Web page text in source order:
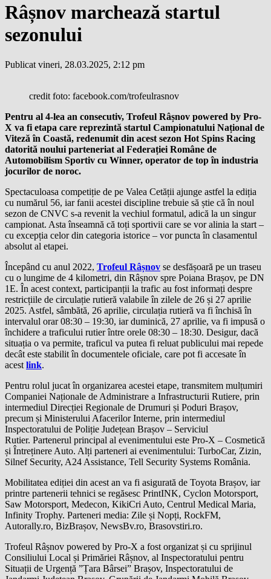
Râșnov marchează startul
sezonului
Publicat vineri, 28.03.2025, 2:12 pm
credit foto: facebook.com/trofeulrasnov
Pentru al 4-lea an consecutiv, Trofeul Râșnov powered by Pro-
X va fi etapa care reprezintă startul Campionatului Național de
Viteză în Coastă, redenumit din acest sezon Hot Spins Racing
datorită noului parteneriat al Federației Române de
Automobilism Sportiv cu Winner, operator de top în industria
jocurilor de noroc.
Spectaculoasa competiție de pe Valea Cetății ajunge astfel la ediția
cu numărul 56, iar fanii acestei discipline trebuie să știe că în noul
sezon de CNVC s-a revenit la vechiul formatul, adică la un singur
campionat. Asta înseamnă că toți sportivii care se vor alinia la start –
cu excepția celor din categoria istorice – vor puncta în clasamentul
absolut al etapei.
Începând cu anul 2022, Trofeul Râșnov se desfășoară pe un traseu
cu o lungime de 4 kilometri, din Râșnov spre Poiana Brașov, pe DN
1E. În acest context, participanții la trafic au fost informați despre
restricțiile de circulație rutieră valabile în zilele de 26 și 27 aprilie
2025. Astfel, sâmbătă, 26 aprilie, circulația rutieră va fi închisă în
intervalul orar 08:30 – 19:30, iar duminică, 27 aprilie, va fi impusă o
închidere a traficului rutier între orele 08:30 – 18:30. Desigur, dacă
situația o va permite, traficul va putea fi reluat publicului mai repede
decât este stabilit în documentele oficiale, care pot fi accesate în
acest link.
Pentru rolul jucat în organizarea acestei etape, transmitem mulțumiri
Companiei Naționale de Administrare a Infrastructurii Rutiere, prin
intermediul Direcției Regionale de Drumuri și Poduri Brașov,
precum și Ministerului Afacerilor Interne, prin intermediul
Inspectoratului de Poliție Județean Brașov – Serviciul
Rutier. Partenerul principal al evenimentului este Pro-X – Cosmetică
și Întreținere Auto. Alți parteneri ai evenimentului: TurboCar, Zizin,
Silnef Security, A24 Assistance, Tell Security Systems România.
Mobilitatea ediției din acest an va fi asigurată de Toyota Brașov, iar
printre partenerii tehnici se regăsesc PrintINK, Cyclon Motorsport,
Saw Motorsport, Medecon, KikiCri Auto, Centrul Medical Maria,
Infinity Trophy. Parteneri media: Zile și Nopți, RockFM,
Autorally.ro, BizBrașov, NewsBv.ro, Brasovstiri.ro.
Trofeul Râșnov powered by Pro-X a fost organizat și cu sprijinul
Consiliului Local și Primăriei Râșnov, al Inspectoratului pentru
Situații de Urgență ”Țara Bârsei” Brașov, Inspectoratului de